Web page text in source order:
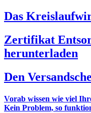
Das
Zertifikat
herunterladen
Den
Vorab wissen wie viel
Kein Problem, so